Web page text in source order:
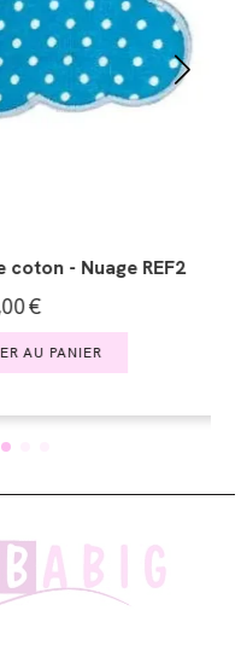
Appliqué broderie simili